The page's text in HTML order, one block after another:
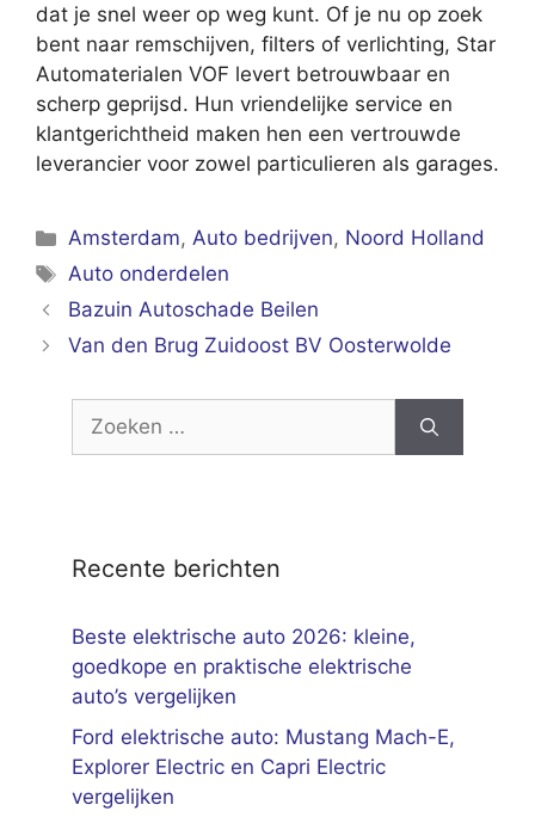
dat je snel weer op weg kunt. Of je nu op zoek
bent naar remschijven, filters of verlichting, Star
Automaterialen VOF levert betrouwbaar en
scherp geprijsd. Hun vriendelijke service en
klantgerichtheid maken hen een vertrouwde
leverancier voor zowel particulieren als garages.
Categorieën
Amsterdam,Auto bedrijven, Noord Holland
Tags
Auto onderdelen
Bazuin Autoschade Beilen
Van den Brug Zuidoost BV Oosterwolde
Zoek
Recente berichten
Beste elektrische auto 2026: kleine,
goedkope en praktische elektrische
auto’s vergelijken
Ford elektrische auto: Mustang Mach-E,
Explorer Electric en Capri Electric
vergelijken